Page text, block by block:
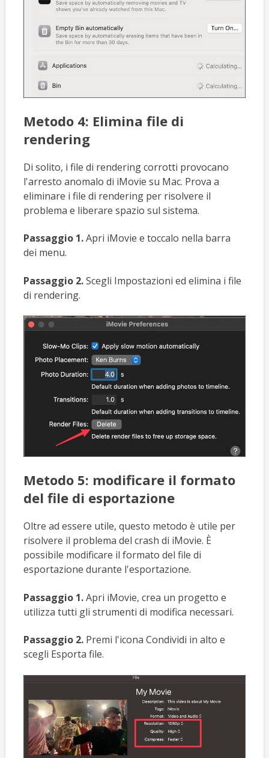
Metodo 4: Elimina file di
rendering
Di solito, i file di rendering corrotti provocano
l'arresto anomalo di iMovie su Mac. Prova a
eliminare i file di rendering per risolvere il
problema e liberare spazio sul sistema.
Passaggio 1.Apri iMovie e toccalo nella barra
dei menu.
Passaggio 2.Scegli Impostazioni ed elimina i file
di rendering.
Metodo 5: modificare il formato
del file di esportazione
Oltre ad essere utile, questo metodo è utile per
risolvere il problema del crash di iMovie. È
possibile modificare il formato del file di
esportazione durante l'esportazione.
Passaggio 1.Apri iMovie, crea un progetto e
utilizza tutti gli strumenti di modifica necessari.
Passaggio 2.Premi l'icona Condividi in alto e
scegli Esporta file.